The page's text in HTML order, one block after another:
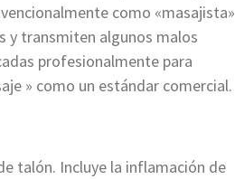
como «masajista»
y transmiten algunos malos
profesionalmente para
» como un estándar comercial.
talón. Incluye la inflamación de